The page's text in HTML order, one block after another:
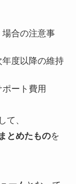
合の注意事
度以降の維持
ート費用
て、
とめたものを